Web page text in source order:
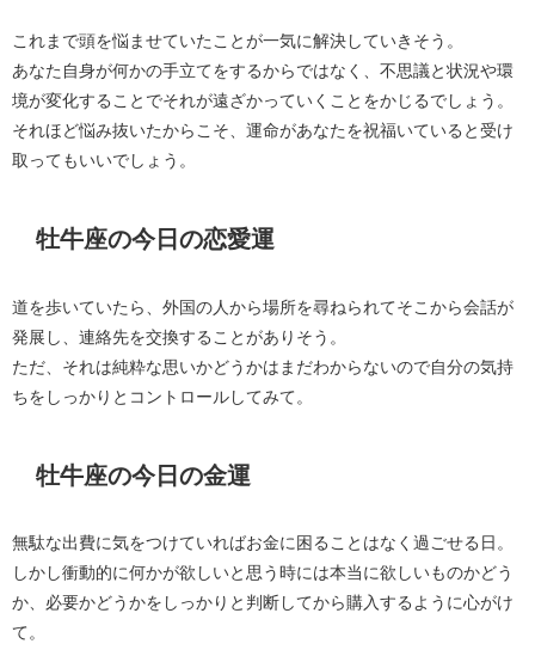
これまで頭を悩ませていたことが一気に解決していきそう。
あなた自身が何かの手立てをするからではなく、不思議と状況や環
境が変化することでそれが遠ざかっていくことをかじるでしょう。
それほど悩み抜いたからこそ、運命があなたを祝福いていると受け
取ってもいいでしょう。
牡牛座の今日の恋愛運
道を歩いていたら、外国の人から場所を尋ねられてそこから会話が
発展し、連絡先を交換することがありそう。
ただ、それは純粋な思いかどうかはまだわからないので自分の気持
ちをしっかりとコントロールしてみて。
牡牛座の今日の金運
無駄な出費に気をつけていればお金に困ることはなく過ごせる日。
しかし衝動的に何かが欲しいと思う時には本当に欲しいものかどう
か、必要かどうかをしっかりと判断してから購入するように心がけ
て。